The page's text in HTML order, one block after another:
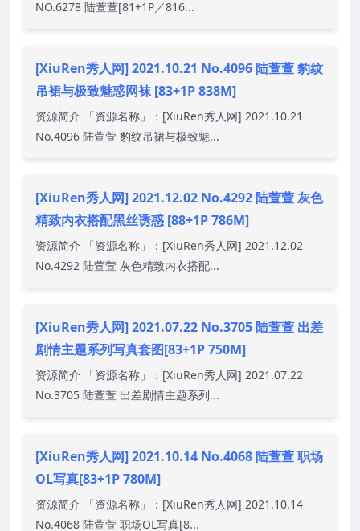
NO.6278 陆萱萱[81+1P／816...
[XiuRen秀人网] 2021.10.21 No.4096 陆萱萱 豹纹
吊裙与极致魅惑网袜 [83+1P 838M]
资源简介 「资源名称」：[XiuRen秀人网] 2021.10.21
No.4096 陆萱萱 豹纹吊裙与极致魅...
[XiuRen秀人网] 2021.12.02 No.4292 陆萱萱 灰色
精致内衣搭配黑丝诱惑 [88+1P 786M]
资源简介 「资源名称」：[XiuRen秀人网] 2021.12.02
No.4292 陆萱萱 灰色精致内衣搭配...
[XiuRen秀人网] 2021.07.22 No.3705 陆萱萱 出差
剧情主题系列写真套图[83+1P 750M]
资源简介 「资源名称」：[XiuRen秀人网] 2021.07.22
No.3705 陆萱萱 出差剧情主题系列...
[XiuRen秀人网] 2021.10.14 No.4068 陆萱萱 职场
OL写真[83+1P 780M]
资源简介 「资源名称」：[XiuRen秀人网] 2021.10.14
No.4068 陆萱萱 职场OL写真[8...